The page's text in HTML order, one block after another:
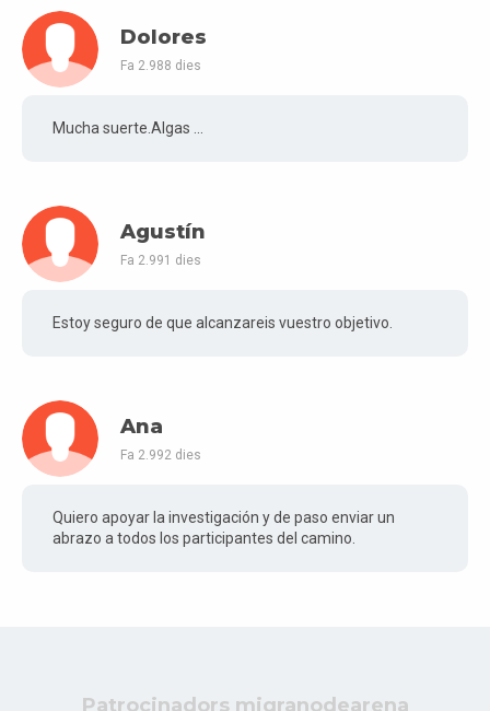
Dolores
Fa 2.988 dies
Mucha suerte.Algas ...
Agustín
Fa 2.991 dies
Estoy seguro de que alcanzareis vuestro objetivo.
Ana
Fa 2.992 dies
Quiero apoyar la investigación y de paso enviar un
abrazo a todos los participantes del camino.
Patrocinadors migranodearena